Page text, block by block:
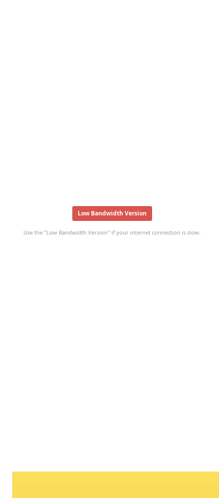
Low Bandwidth Version
Use the "Low Bandwidth Version" if your internet connection is slow.